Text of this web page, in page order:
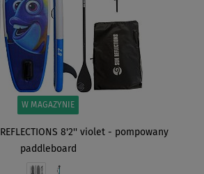
W MAGAZYNIE
8'2'' violet - pompowany
paddleboard